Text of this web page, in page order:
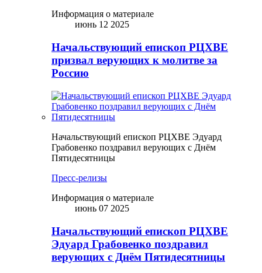
Информация о материале
июнь 12 2025
Начальствующий епископ РЦХВЕ
призвал верующих к молитве за
Россию
Начальствующий епископ РЦХВЕ Эдуард
Грабовенко поздравил верующих с Днём
Пятидесятницы
Пресс-релизы
Информация о материале
июнь 07 2025
Начальствующий епископ РЦХВЕ
Эдуард Грабовенко поздравил
верующих с Днём Пятидесятницы